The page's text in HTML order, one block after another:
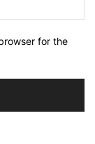
for the